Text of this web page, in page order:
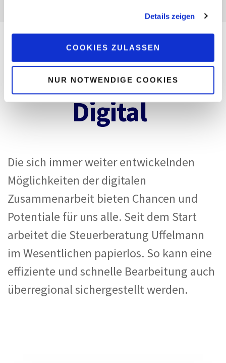
Details zeigen
COOKIES ZULASSEN
NUR NOTWENDIGE COOKIES
Digital
Die sich immer weiter entwickelnden
Möglichkeiten der digitalen
Zusammenarbeit bieten Chancen und
Potentiale für uns alle. Seit dem Start
arbeitet die Steuerberatung Uffelmann
im Wesentlichen papierlos. So kann eine
effiziente und schnelle Bearbeitung auch
überregional sichergestellt werden.